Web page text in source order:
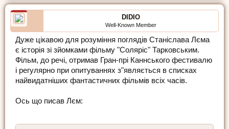
DIDIO
Well-Known Member
Дуже цікавою для розуміння поглядів Станіслава Лєма
є історія зі зйомками фільму "Соляріс" Тарковським.
Фільм, до речі, отримав Гран-прі Каннського фестивалю
і регулярно при опитуваннях з"являється в списках
найвидатніших фантастичних фільмів всіх часів.
Ось що писав Лєм: